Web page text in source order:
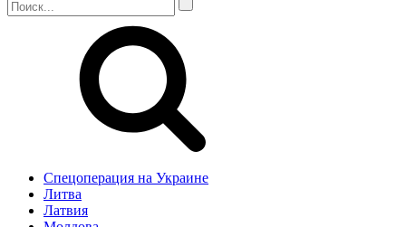
Спецоперация на Украине
Литва
Латвия